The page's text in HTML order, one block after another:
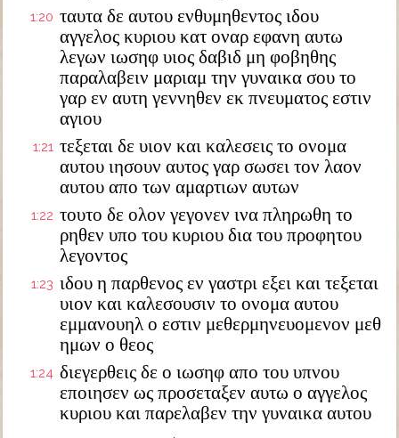
1:20 ταυτα δε αυτου ενθυμηθεντος ιδου
αγγελος κυριου κατ οναρ εφανη αυτω
λεγων ιωσηφ υιος δαβιδ μη φοβηθης
παραλαβειν μαριαμ την γυναικα σου το
γαρ εν αυτη γεννηθεν εκ πνευματος εστιν
αγιου
1:21 τεξεται δε υιον και καλεσεις το ονομα
αυτου ιησουν αυτος γαρ σωσει τον λαον
αυτου απο των αμαρτιων αυτων
1:22 τουτο δε ολον γεγονεν ινα πληρωθη το
ρηθεν υπο του κυριου δια του προφητου
λεγοντος
1:23 ιδου η παρθενος εν γαστρι εξει και τεξεται
υιον και καλεσουσιν το ονομα αυτου
εμμανουηλ ο εστιν μεθερμηνευομενον μεθ
ημων ο θεος
1:24 διεγερθεις δε ο ιωσηφ απο του υπνου
εποιησεν ως προσεταξεν αυτω ο αγγελος
κυριου και παρελαβεν την γυναικα αυτου